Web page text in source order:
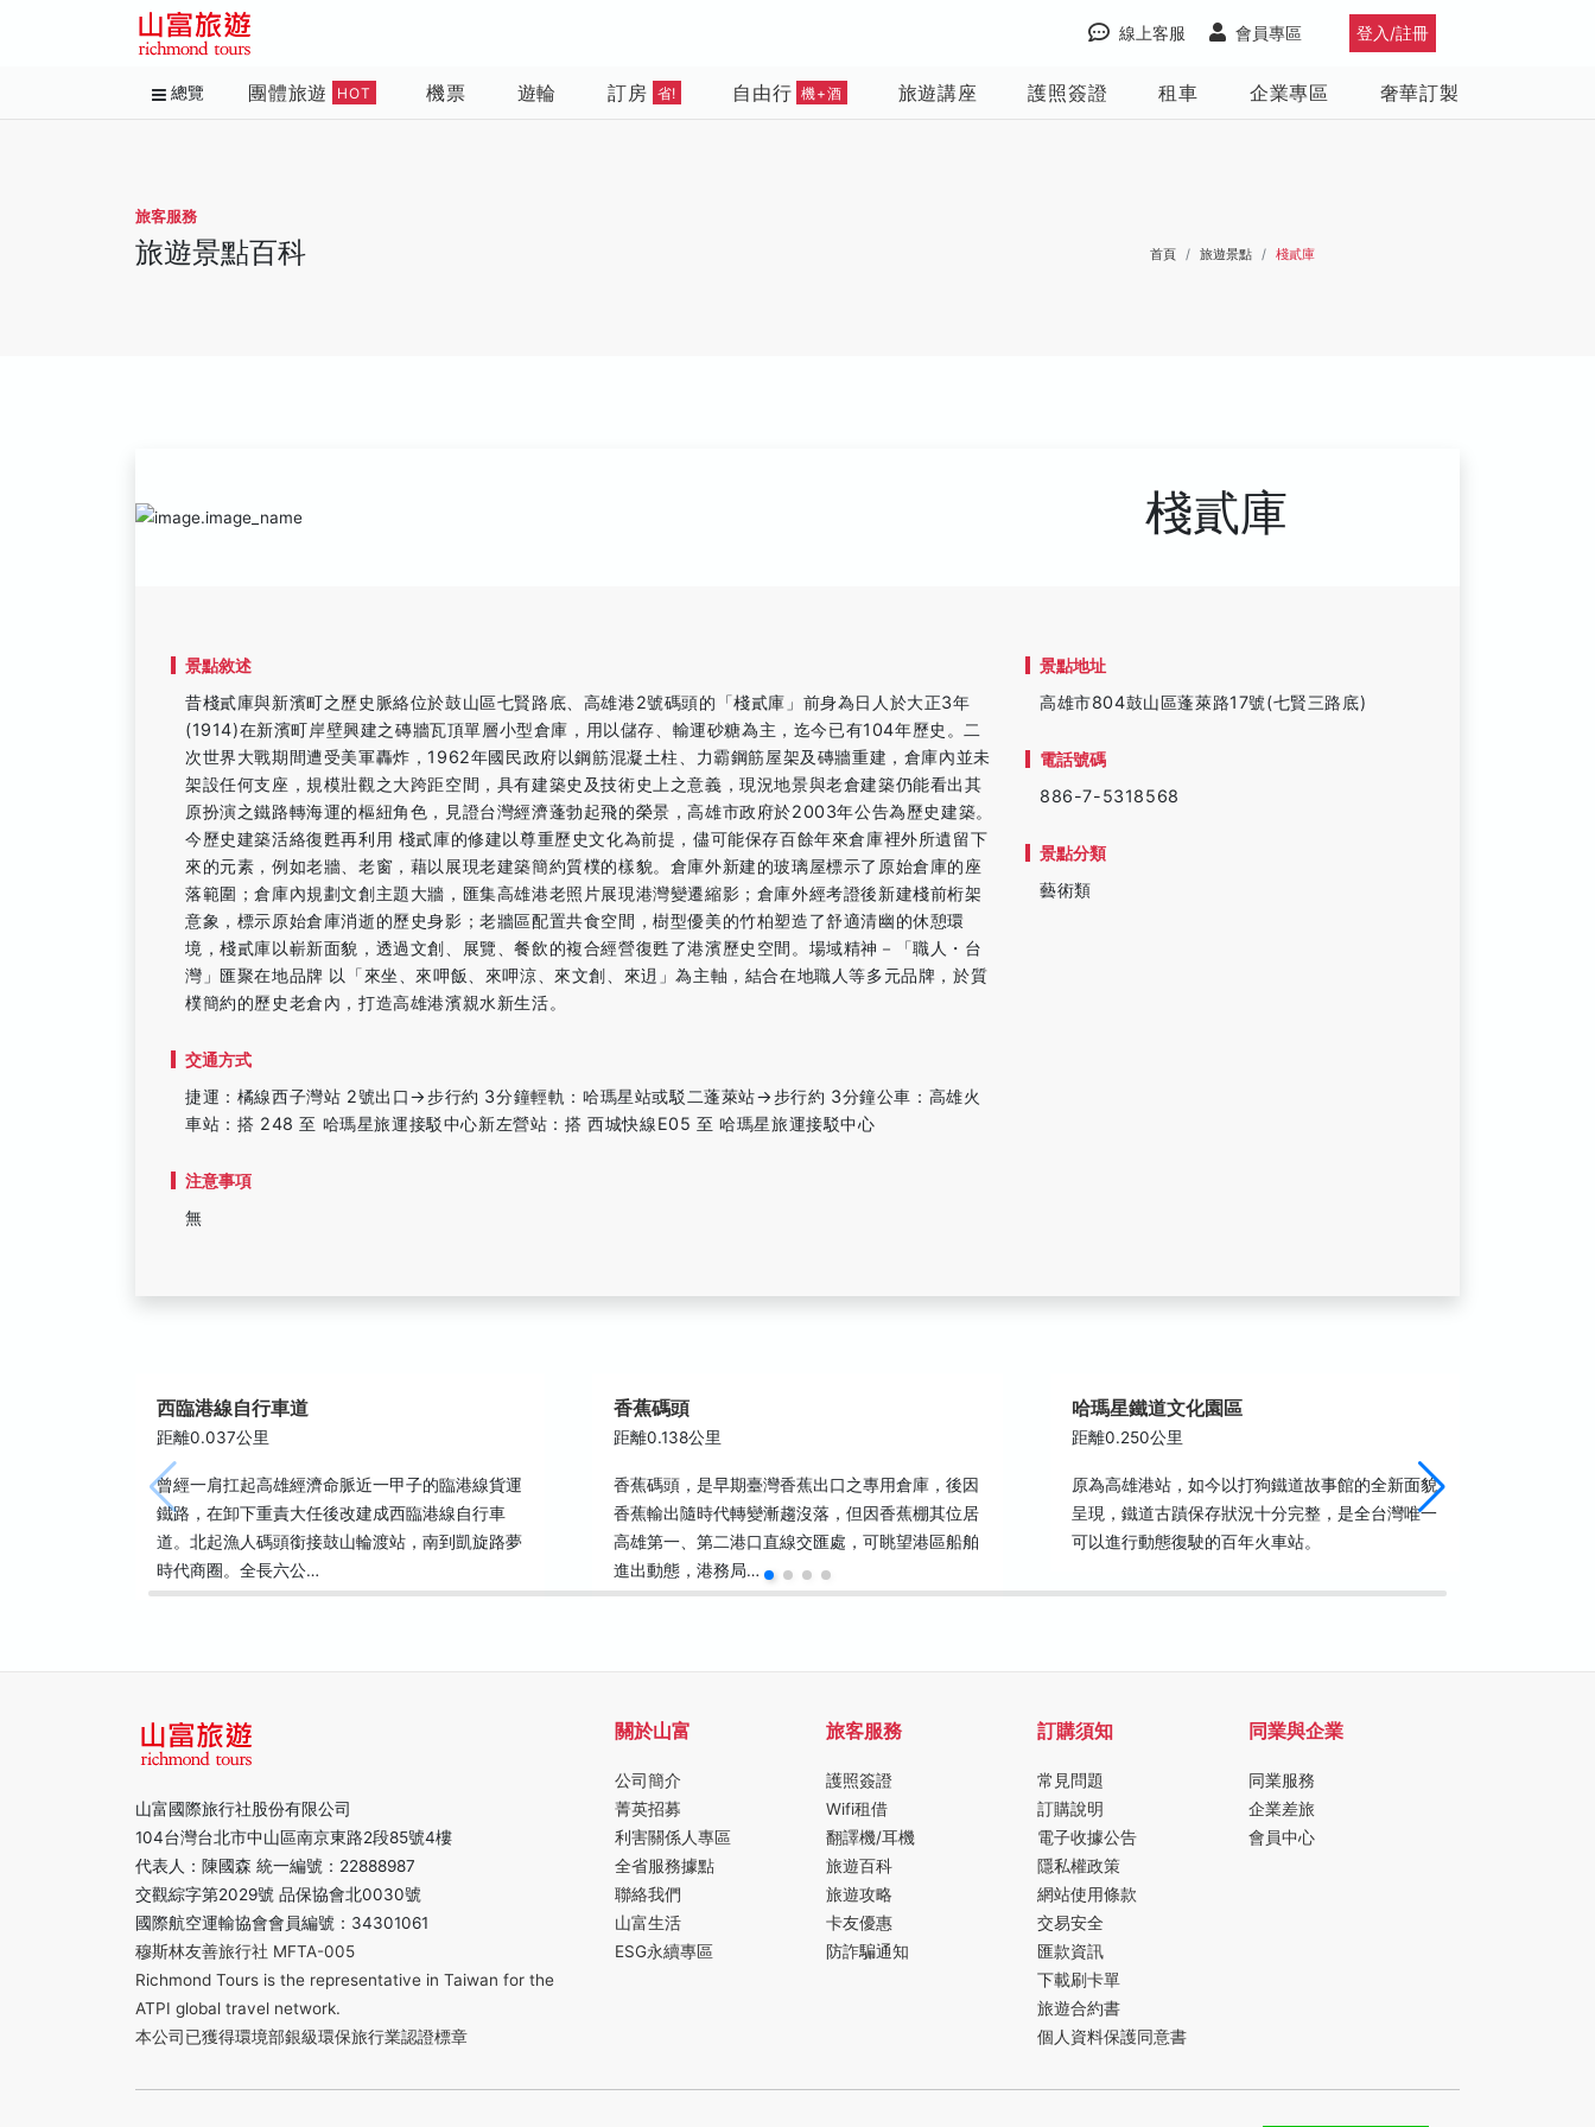
登入/註冊
會員專區
線上客服
總覽 團體旅遊 HOT 機票 遊輪 訂房 省! 自由行 機+酒 旅遊講座 護照簽證 租車 企業專區 奢華訂製
旅客服務
旅遊景點百科 首頁 旅遊景點 棧貳庫
棧貳庫
景點敘述
昔棧貳庫與新濱町之歷史脈絡位於鼓山區七賢路底、高雄港2號碼頭的「棧貳庫」前身為日人於大正3年
(1914)在新濱町岸壁興建之磚牆瓦頂單層小型倉庫，用以儲存、輸運砂糖為主，迄今已有104年歷史。二
次世界大戰期間遭受美軍轟炸，1962年國民政府以鋼筋混凝土柱、力霸鋼筋屋架及磚牆重建，倉庫內並未
架設任何支座，規模壯觀之大跨距空間，具有建築史及技術史上之意義，現況地景與老倉建築仍能看出其
原扮演之鐵路轉海運的樞紐角色，見證台灣經濟蓬勃起飛的榮景，高雄市政府於2003年公告為歷史建築。
今歷史建築活絡復甦再利用 棧貳庫的修建以尊重歷史文化為前提，儘可能保存百餘年來倉庫裡外所遺留下
來的元素，例如老牆、老窗，藉以展現老建築簡約質樸的樣貌。倉庫外新建的玻璃屋標示了原始倉庫的座
落範圍；倉庫內規劃文創主題大牆，匯集高雄港老照片展現港灣變遷縮影；倉庫外經考證後新建棧前桁架
意象，標示原始倉庫消逝的歷史身影；老牆區配置共食空間，樹型優美的竹柏塑造了舒適清幽的休憩環
境，棧貳庫以嶄新面貌，透過文創、展覽、餐飲的複合經營復甦了港濱歷史空間。場域精神－「職人・台
灣」匯聚在地品牌 以「來坐、來呷飯、來呷涼、來文創、來迌」為主軸，結合在地職人等多元品牌，於質
樸簡約的歷史老倉內，打造高雄港濱親水新生活。
交通方式
捷運：橘線西子灣站 2號出口→步行約 3分鐘輕軌：哈瑪星站或駁二蓬萊站→步行約 3分鐘公車：高雄火
車站：搭 248 至 哈瑪星旅運接駁中心新左營站：搭 西城快線E05 至 哈瑪星旅運接駁中心
注意事項
無
景點地址
高雄市804鼓山區蓬萊路17號(七賢三路底)
電話號碼
886-7-5318568
景點分類
藝術類
西臨港線自行車道
距離0.037公里
曾經一肩扛起高雄經濟命脈近一甲子的臨港線貨運
鐵路，在卸下重責大任後改建成西臨港線自行車
道。北起漁人碼頭銜接鼓山輪渡站，南到凱旋路夢
時代商圈。全長六公…
香蕉碼頭
距離0.138公里
香蕉碼頭，是早期臺灣香蕉出口之專用倉庫，後因
香蕉輸出隨時代轉變漸趨沒落，但因香蕉棚其位居
高雄第一、第二港口直線交匯處，可眺望港區船舶
進出動態，港務局…
哈瑪星鐵道文化園區
距離0.250公里
原為高雄港站，如今以打狗鐵道故事館的全新面貌
呈現，鐵道古蹟保存狀況十分完整，是全台灣唯一
可以進行動態復駛的百年火車站。
山富國際旅行社股份有限公司
104台灣台北市中山區南京東路2段85號4樓
代表人：陳國森 統一編號：22888987
交觀綜字第2029號 品保協會北0030號
國際航空運輸協會會員編號：34301061
穆斯林友善旅行社 MFTA-005
Richmond Tours is the representative in Taiwan for the
ATPI global travel network.
本公司已獲得環境部銀級環保旅行業認證標章
關於山富
公司簡介
菁英招募
利害關係人專區
全省服務據點
聯絡我們
山富生活
ESG永續專區
旅客服務
護照簽證
Wifi租借
翻譯機/耳機
旅遊百科
旅遊攻略
卡友優惠
防詐騙通知
訂購須知
常見問題
訂購說明
電子收據公告
隱私權政策
網站使用條款
交易安全
匯款資訊
下載刷卡單
旅遊合約書
個人資料保護同意書
同業與企業
同業服務
企業差旅
會員中心